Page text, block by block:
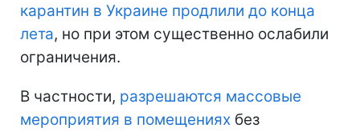
карантин в Украине продлили до конца
лета, но при этом существенно ослабили
ограничения.
В частности, разрешаются массовые
мероприятия в помещениях без